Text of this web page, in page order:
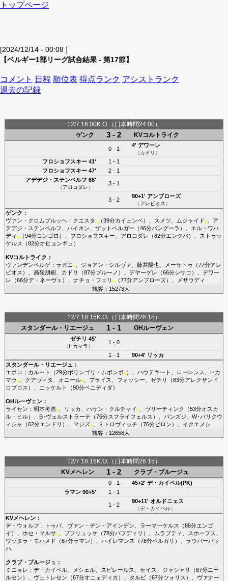
トップページ
[2024/12/14 - 00:08 ]
【ベルギー1部リーグ試合結果 - 第17節】
コメント 日程 順位表 得点ランク アシストランク
過去の記録
12/7 16:00K.O.（日本時間24:00）
ゲンク
3 - 2 KVコルトライク
0 - 1
4' デワーレ
（カドリ ）
フロショフスキー41'
1 - 1
フロショフスキー47'
2 - 1
アデデジ・ステンベルフ 68'
（アロコダレ）
3 - 1
3 - 2
90+1' アンブローズ
（アレビオス ）
ゲンク ：
ヴァン・クロムブルッヘ； クエスタ ■（39分カイェンベ）、 スメツ ムジャイド■、 ア
デデジ・ステンベルフ
ハイネン ザットベルガー （46分バングーラ ）、 エル・ワハ
ディ ■（94分コンゴロ ）、 フロショフスキー アロコダレ （82分エンクバ）、 ストゥッ
ケルス
（82分オヒョンギュ ）
KVコルトライク ：
ヴァンデンベルゲ； ラガエ■、 ジョアン・シルヴァ 藤井陽也、 メーサトゥ （77分アレ
ビオス ）、 高嶺朋樹、 カドリ （87分ブルーノ ）、 デヤーゲレ （66分シサコ ）、 デワー
レ （66分デ・ネーヴェ ）、 ナチョ・フェリ ■（77分アンブローズ）、
メサウディ
観客：15273人
12/7 18:15K.O.（日本時間26:15）
スタンダール・リエージュ
1 - 1 OHルーヴェン
ゼチリ 45'
（I･カマラ）
1 - 0
1 - 1 90+4' リッカ
スタンダール・リエージュ ：
エポロ ； カルート （29分ボリンゴリ・ムボンボ■）、 ハウテキート ローレンス
I･カ
マラ ■、 クアヴィタ オニール■、 プライス フォッシー ゼチリ （83分アレクサンド
ロプロス ）、 エッケルト （90分ベニディダ）
OHルーヴェン：
ライセン ； 明本考浩■、 リッカ ハサン・クルチャイ ■、 ヴリーティンク （53分オスカ
ル・ヒル）、 B･ヴェルストラーテ （76分スフライフェルス ）、 バンズジ
W･バリクウ
ィシャ
（62分エンドリ ）、 マジズ■、 ミトロヴィッチ （76分ビロン ）、 イクエメシ
観客：12658人
12/7 18:15K.O.（日本時間26:15）
KVメヘレン
1 - 2 クラブ・ブルージュ
0 - 1 45+2' デ・カイペル(PK)
ラマン90+5' 1 - 1
1 - 2
90+11' オルドニェス
（デ・カイペル）
KVメヘレン：
デ・ウォルフ ； トゥバ、 ヴァン・デン・アインデン ラーマ―ケルス （88分エンゴ
イ ）、 ホセ・マルサ■、 プフリュッケ （78分バフディリ ）、 ムラブティ スホーフス
ワッタラ・モハメド （67分ラマン ）、 ハイレマンス （78分ベルガリ ）、 ラウバーバッ
ハ
クラブ・ブルージュ ：
ミニョレ ； デ・カイペル、 メシェル、 スピレールス セイス ジャシャリ （87分ニー
ルセン ）、 ヴェトレセン （67分オニェディカ ）、 タルビ（67分ツォリス ）、 ヴァナー